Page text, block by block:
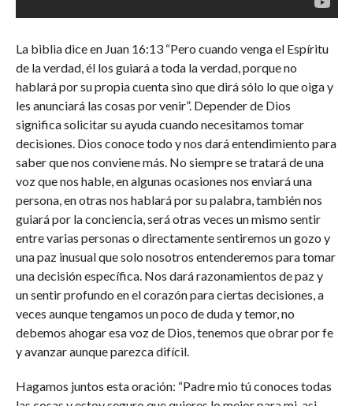
La biblia dice en Juan 16:13 “Pero cuando venga el Espíritu
de la verdad, él los guiará a toda la verdad, porque no
hablará por su propia cuenta sino que dirá sólo lo que oiga y
les anunciará las cosas por venir”. Depender de Dios
significa solicitar su ayuda cuando necesitamos tomar
decisiones. Dios conoce todo y nos dará entendimiento para
saber que nos conviene más. No siempre se tratará de una
voz que nos hable, en algunas ocasiones nos enviará una
persona, en otras nos hablará por su palabra, también nos
guiará por la conciencia, será otras veces un mismo sentir
entre varias personas o directamente sentiremos un gozo y
una paz inusual que solo nosotros entenderemos para tomar
una decisión específica. Nos dará razonamientos de paz y
un sentir profundo en el corazón para ciertas decisiones, a
veces aunque tengamos un poco de duda y temor, no
debemos ahogar esa voz de Dios, tenemos que obrar por fe
y avanzar aunque parezca difícil.
Hagamos juntos esta oración: “Padre mio tú conoces todas